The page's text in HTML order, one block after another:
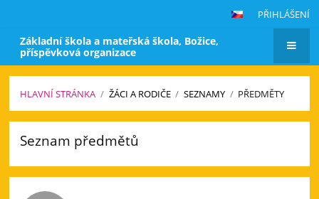
PŘIHLÁŠENÍ
Základní škola a mateřská škola, Božice,
příspěvková organizace
HLAVNÍ STRÁNKA / ŽÁCI A RODIČE / SEZNAMY / PŘEDMĚTY
Předměty
Seznam předmětů